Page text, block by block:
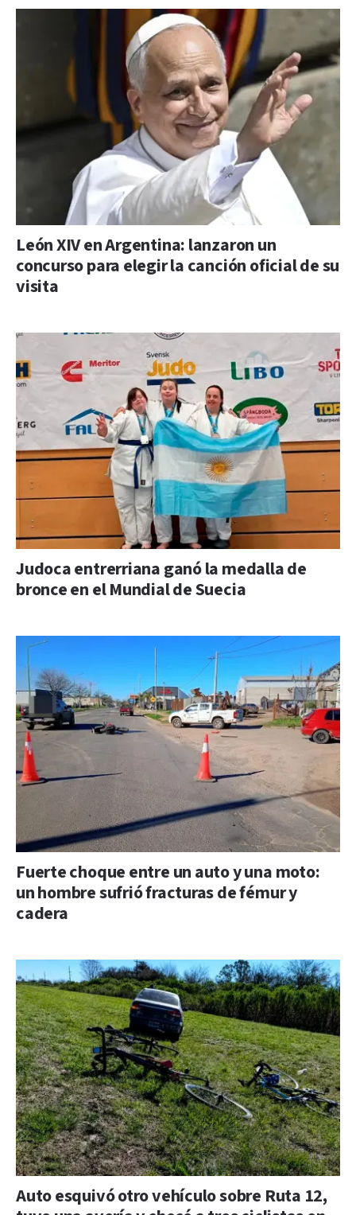
León XIV en Argentina: lanzaron un
concurso para elegir la canción oficial de su
visita
Judoca entrerriana ganó la medalla de
bronce en el Mundial de Suecia
Fuerte choque entre un auto y una moto:
un hombre sufrió fracturas de fémur y
cadera
Auto esquivó otro vehículo sobre Ruta 12,